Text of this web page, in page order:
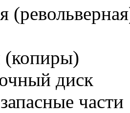
(копиры)
диск
части